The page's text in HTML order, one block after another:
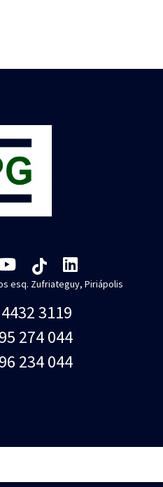
esq. Zufriateguy, Piriápolis
3119
274 044
234 044